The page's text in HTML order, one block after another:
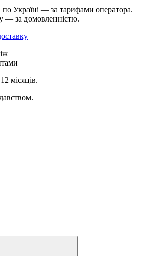
Україні — за тарифами оператора.
— за домовленністю.
місяців.